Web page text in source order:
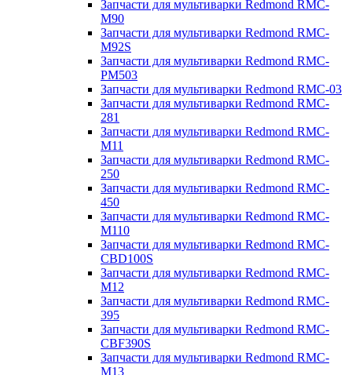
Запчасти для мультиварки Redmond RMC-
M90
Запчасти для мультиварки Redmond RMC-
M92S
Запчасти для мультиварки Redmond RMC-
PM503
Запчасти для мультиварки Redmond RMC-03
Запчасти для мультиварки Redmond RMC-
281
Запчасти для мультиварки Redmond RMC-
M11
Запчасти для мультиварки Redmond RMC-
250
Запчасти для мультиварки Redmond RMC-
450
Запчасти для мультиварки Redmond RMC-
M110
Запчасти для мультиварки Redmond RMC-
CBD100S
Запчасти для мультиварки Redmond RMC-
M12
Запчасти для мультиварки Redmond RMC-
395
Запчасти для мультиварки Redmond RMC-
CBF390S
Запчасти для мультиварки Redmond RMC-
M13